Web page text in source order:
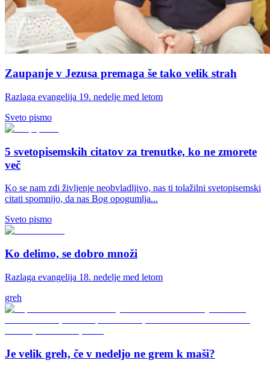
Zaupanje v Jezusa premaga še tako velik strah
Razlaga evangelija 19. nedelje med letom
Sveto pismo
5 svetopisemskih citatov za trenutke, ko ne zmorete
več
Ko se nam zdi življenje neobvladljivo, nas ti tolažilni svetopisemski
citati spomnijo, da nas Bog opogumlja...
Sveto pismo
Ko delimo, se dobro množi
Razlaga evangelija 18. nedelje med letom
greh
Je velik greh, če v nedeljo ne grem k maši?